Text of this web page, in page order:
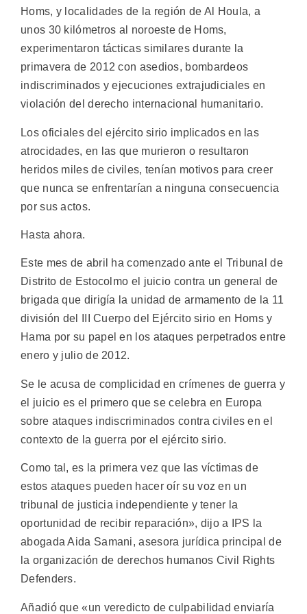
Homs, y localidades de la región de Al Houla, a
unos 30 kilómetros al noroeste de Homs,
experimentaron tácticas similares durante la
primavera de 2012 con asedios, bombardeos
indiscriminados y ejecuciones extrajudiciales en
violación del derecho internacional humanitario.
Los oficiales del ejército sirio implicados en las
atrocidades, en las que murieron o resultaron
heridos miles de civiles, tenían motivos para creer
que nunca se enfrentarían a ninguna consecuencia
por sus actos.
Hasta ahora.
Este mes de abril ha comenzado ante el Tribunal de
Distrito de Estocolmo el juicio contra un general de
brigada que dirigía la unidad de armamento de la 11
división del III Cuerpo del Ejército sirio en Homs y
Hama por su papel en los ataques perpetrados entre
enero y julio de 2012.
Se le acusa de complicidad en crímenes de guerra y
el juicio es el primero que se celebra en Europa
sobre ataques indiscriminados contra civiles en el
contexto de la guerra por el ejército sirio.
Como tal, es la primera vez que las víctimas de
estos ataques pueden hacer oír su voz en un
tribunal de justicia independiente y tener la
oportunidad de recibir reparación», dijo a IPS la
abogada Aida Samani, asesora jurídica principal de
la organización de derechos humanos Civil Rights
Defenders.
Añadió que «un veredicto de culpabilidad enviaría